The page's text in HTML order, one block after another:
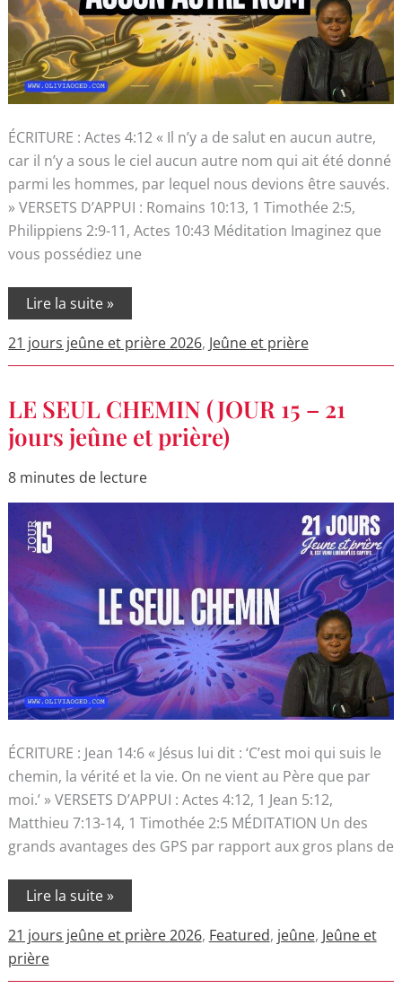
ÉCRITURE : Actes 4:12 « Il n’y a de salut en aucun autre,
car il n’y a sous le ciel aucun autre nom qui ait été donné
parmi les hommes, par lequel nous devions être sauvés.
» VERSETS D’APPUI : Romains 10:13, 1 Timothée 2:5,
Philippiens 2:9-11, Actes 10:43 Méditation Imaginez que
vous possédiez une
Lire la suite »
21 jours jeûne et prière 2026, Jeûne et prière
LE SEUL CHEMIN (JOUR 15 – 21
jours jeûne et prière)
8 minutes de lecture
ÉCRITURE : Jean 14:6 « Jésus lui dit : ‘C’est moi qui suis le
chemin, la vérité et la vie. On ne vient au Père que par
moi.’ » VERSETS D’APPUI : Actes 4:12, 1 Jean 5:12,
Matthieu 7:13-14, 1 Timothée 2:5 MÉDITATION Un des
grands avantages des GPS par rapport aux gros plans de
LE
SEUL
CHEMIN
(JOUR
–
21
jours
jeûne
et
prière)
Lire la suite »
21 jours jeûne et prière 2026, Featured, jeûne, Jeûne et
prière